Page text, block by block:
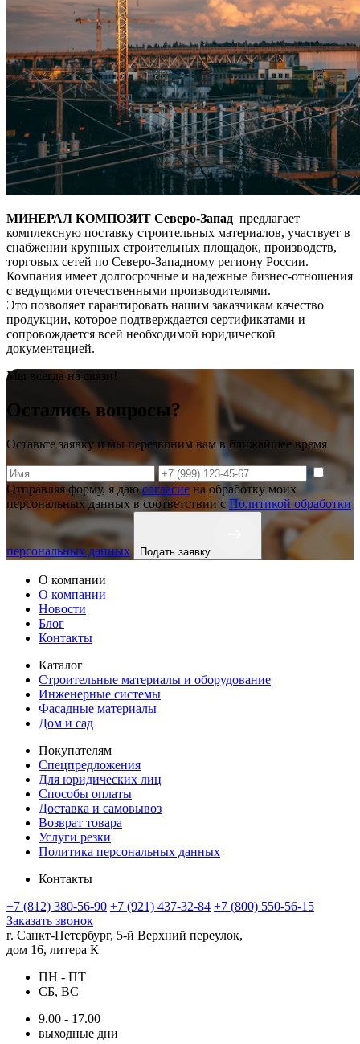
МИНЕРАЛ КОМПОЗИТ Северо-Запад предлагает
комплексную поставку строительных материалов, участвует в
снабжении крупных строительных площадок, производств,
торговых сетей по Северо-Западному региону России.
Компания имеет долгосрочные и надежные бизнес-отношения
с ведущими отечественными производителями.
Это позволяет гарантировать нашим заказчикам качество
продукции, которое подтверждается сертификатами и
сопровождается всей необходимой юридической
документацией.
Мы всегда на связи!
Остались вопросы?
Оставьте заявку и мы перезвоним вам в ближайшее время
Отправляя форму, я даюсогласие на обработку моих
персональных данных в соответствии с Политикой обработки
персональных данных Подать заявку
О компании
О компании
Новости
Блог
Контакты
Каталог
Строительные материалы и оборудование
Инженерные системы
Фасадные материалы
Дом и сад
Покупателям
Спецпредложения
Для юридических лиц
Способы оплаты
Доставка и самовывоз
Возврат товара
Услуги резки
Политика персональных данных
Контакты
+7 (812) 380-56-90 +7 (921) 437-32-84 +7 (800) 550-56-15
Заказать звонок
г. Санкт-Петербург, 5-й Верхний переулок,
дом 16, литера К
ПН - ПТ
СБ, ВС
9.00 - 17.00
выходные дни